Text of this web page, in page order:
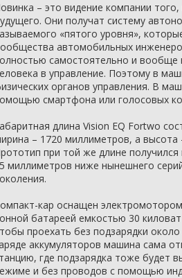
– это видение компании
Они получат систему
«пятого уровня»,
автомобильных
самостоятельно и вообще
в управление. Поэтому в
органов управления. В
смартфона или голосовых
длина Vision EQ Fortwo
– 1720 миллиметров, а высота
при той же длине
миллиметров ниже нынешнего
кар оснащен
батареей емкостью 30
проехать без подзарядки
аккумуляторов машина сама
где подзарядка тоже будет
и без проводов с помощью